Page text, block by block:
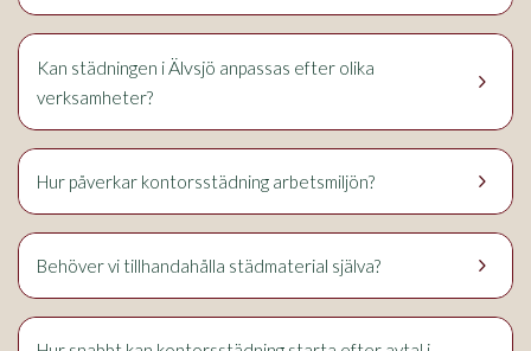
keyboard_arrow_right
Kan städningen iÄlvsjö anpassas efter olika
verksamheter?
keyboard_arrow_right
Hur påverkar kontorsstädning arbetsmiljön?
keyboard_arrow_right
Behöver vi tillhandahålla städmaterial själva?